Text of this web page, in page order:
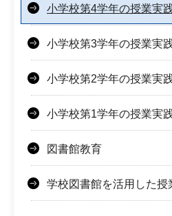
小学校第4学年の授業実
小学校第3学年の授業実
小学校第2学年の授業実
小学校第1学年の授業実
図書館教育
学校図書館を活用した授